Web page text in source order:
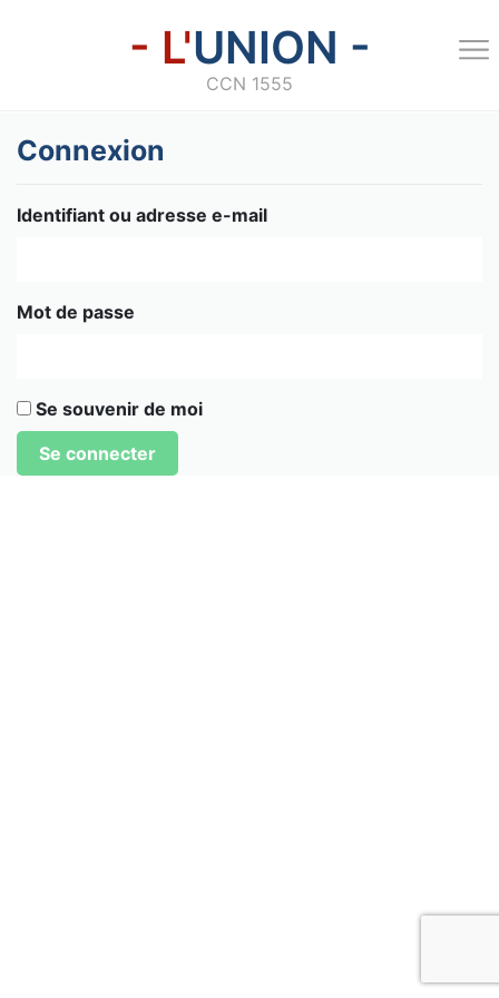
- L'UNION -
CCN 1555
Connexion
Identifiant ou adresse e-mail
Mot de passe
Se souvenir de moi